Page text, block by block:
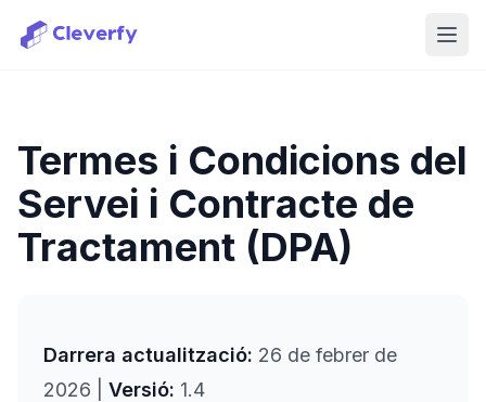
Termes i Condicions del
Servei i Contracte de
Tractament (DPA)
Darrera actualització: 26 de febrer de
2026 | Versió: 1.4